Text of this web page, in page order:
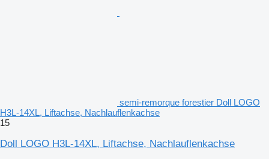
semi-remorque forestier Doll LOGO
H3L-14XL, Liftachse, Nachlauflenkachse
15
Doll LOGO H3L-14XL, Liftachse, Nachlauflenkachse